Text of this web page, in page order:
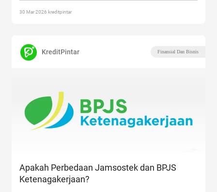
30 Mar 2026 kreditpintar
KreditPintar Finansial Dan Bisnis
Apakah Perbedaan Jamsostek dan BPJS
Ketenagakerjaan?